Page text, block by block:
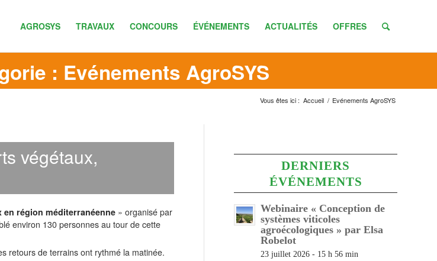
AGROSYS TRAVAUX CONCOURS ÉVÉNEMENTS ACTUALITÉS OFFRES
: Evénements AgroSYS
Vous êtes ici : Accueil / Evénements AgroSYS
végétaux,
en région méditerranéenne » organisé par
environ 130 personnes au tour de cette
retours de terrains ont rythmé la matinée.
DERNIERS
ÉVÉNEMENTS
Webinaire « Conception de
systèmes viticoles
agroécologiques » par Elsa
Robelot
23 juillet 2026 - 15 h 56 min